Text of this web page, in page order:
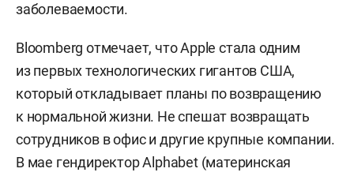
заболеваемости.
Bloomberg отмечает, что Apple стала одним
из первых технологических гигантов США,
который откладывает планы по возвращению
к нормальной жизни. Не спешат возвращать
сотрудников в офис и другие крупные компании.
В мае гендиректор Alphabet (материнская